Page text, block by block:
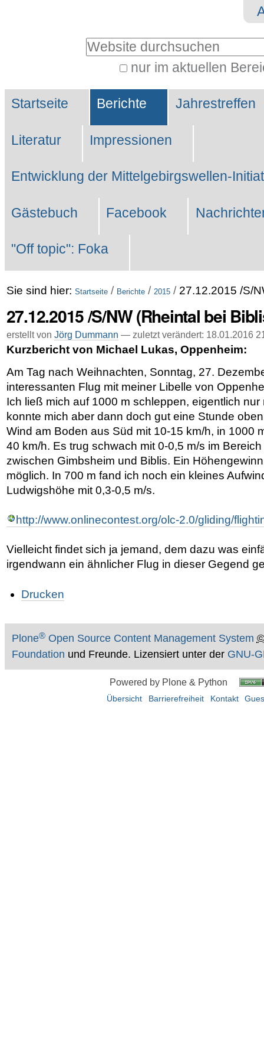
Direkt
zur
Navigation
Website durchsuchen
nur im aktuellen
Suche…
Sektionen
Startseite Berichte Jahrestreffen
Literatur Impressionen
Entwicklung der Mittelgebirgswellen-
Gästebuch Facebook
"Off topic": Foka
Sie sind hier: Startseite / Berichte / 2015 / 27.12.2015 /S/
27.12.2015 /S/NW (Rheintal bei
erstellt von Jörg Dummann — zuletzt verändert: 18.01.2016
Kurzbericht von Michael Lukas, Oppenheim:
Am Tag nach Weihnachten, Sonntag, 27.
interessanten Flug mit meiner Libelle von
Ich ließ mich auf 1000 m schleppen, eigentlich nur
konnte mich aber dann doch gut eine Stunde
Wind am Boden aus Süd mit 10-15 km/h, in 1000
40 km/h. Es trug schwach mit 0-0,5 m/s im
zwischen Gimbsheim und Biblis. Ein
möglich. In 700 m fand ich noch ein kleines
Ludwigshöhe mit 0,3-0,5 m/s.
http://www.onlinecontest.org/olc-2.0/gliding/
Vielleicht findet sich ja jemand, dem dazu was
irgendwann ein ähnlicher Flug in dieser Gegend
Drucken
Plone®Open Source Content Management System ©
Foundation und Freunde. Lizensiert unter der GNU-
Powered by Plone & Python
Übersicht Barrierefreiheit Kontakt